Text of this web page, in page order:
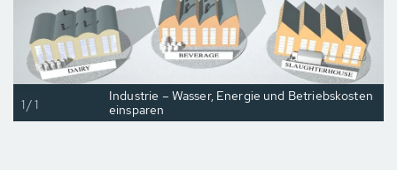
Industrie – Wasser, Energie und Betriebskosten
einsparen
1/1